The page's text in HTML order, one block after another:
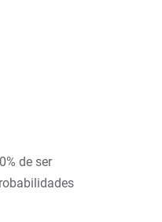
de ser